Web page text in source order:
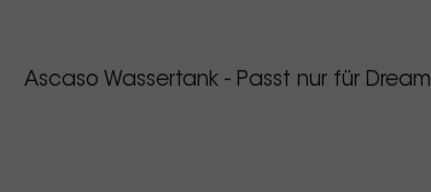
Ascaso Wassertank - Passt nur für Dream